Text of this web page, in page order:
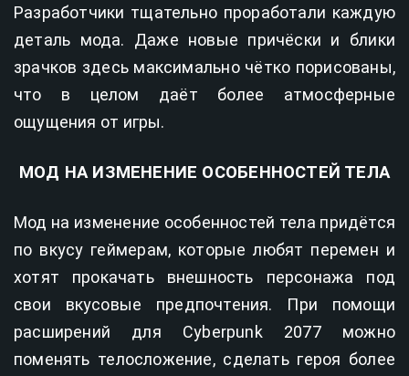
Разработчики тщательно проработали каждую
деталь мода. Даже новые причёски и блики
зрачков здесь максимально чётко порисованы,
что в целом даёт более атмосферные
ощущения от игры.
МОД НА ИЗМЕНЕНИЕ ОСОБЕННОСТЕЙ ТЕЛА
Мод на изменение особенностей тела придётся
по вкусу геймерам, которые любят перемен и
хотят прокачать внешность персонажа под
свои вкусовые предпочтения. При помощи
расширений для Cyberpunk 2077 можно
поменять телосложение, сделать героя более